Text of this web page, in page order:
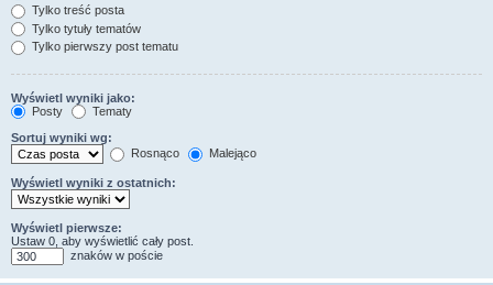
Tylko treść posta
Tylko tytuły tematów
Tylko pierwszy post tematu
Wyświetl wyniki jako:
Posty
Tematy
Sortuj wyniki wg:
Rosnąco
Malejąco
Wyświetl wyniki z ostatnich:
Wyświetl pierwsze:
Ustaw 0, aby wyświetlić cały post.
znaków w poście